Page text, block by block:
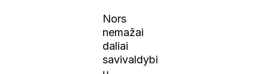
Nors
nemažai
daliai
savivaldybi